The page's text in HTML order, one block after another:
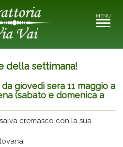
MENU
Toggle
della settimana!
giovedì sera 11 maggio a
(sabato e domenica a
cremasco con la sua